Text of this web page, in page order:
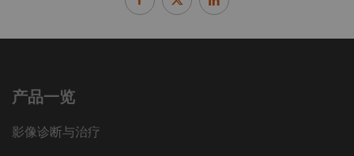
产品一览
影像诊断与治疗